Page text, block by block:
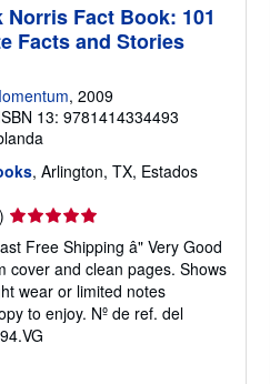
Fact Book: 101
Facts and Stories
, 2009
13: 9781414334493
, Arlington, TX, Estados
Calificación
del
vendedor:
5
de
5
estrellas
Free Shipping â" Very Good
cover and clean pages. Shows
wear or limited notes
to enjoy. Nº de ref. del